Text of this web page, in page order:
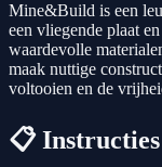
Mine&Build is een
een vliegende plaat
waardevolle
maak nuttige
voltooien en de
📋 Instructies